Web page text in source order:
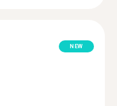
NEW